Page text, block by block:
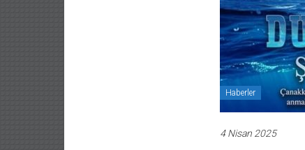
Haberler
4 Nisan 2025